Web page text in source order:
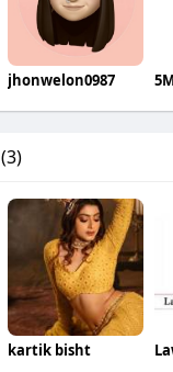
jhonwelon0987
(3)
kartik bisht